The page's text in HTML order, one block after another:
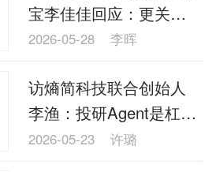
宝李佳佳回应：更关注
用户留存率和接受度等
2026-05-28 李晖
访熵简科技联合创始人
李渔：投研Agent是杠杆
不能替代决策
2026-05-23 许璐